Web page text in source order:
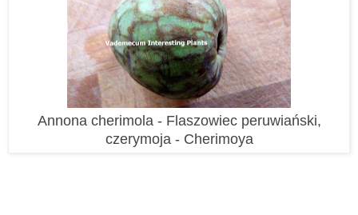
Annona cherimola - Flaszowiec peruwiański,
czerymoja - Cherimoya